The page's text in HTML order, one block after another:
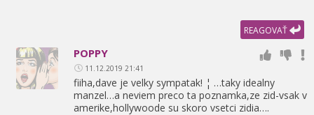
REAGOVAŤ
POPPY
11.12.2019 21:41
fiiha,dave je velky sympatak! ¦ …taky idealny
manzel…a neviem preco ta poznamka,ze zid-vsak v
amerike,hollywoode su skoro vsetci zidia….